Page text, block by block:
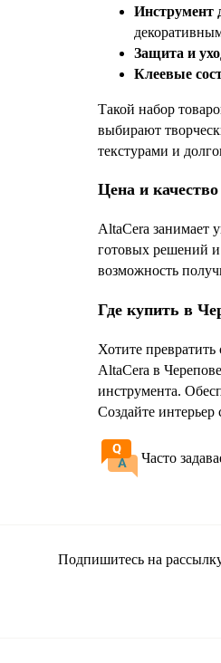
Инструмент
Защита и
Клеевые
Такой набор
выбирают
текстурами и
Цена и качество
AltaCera занимает
готовых решений и
возможность
Где купить в
Хотите
AltaCera в
инструмента.
Создайте
Часто
Подпишитесь на